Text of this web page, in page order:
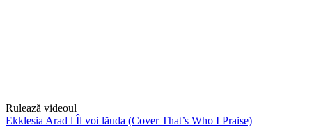
Rulează videoul
Ekklesia Arad l Îl voi lăuda (Cover That’s Who I Praise)